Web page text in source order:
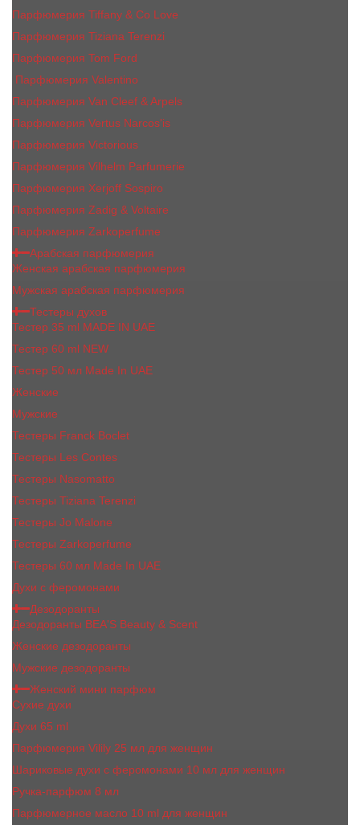
Парфюмерия Tiffany & Co Love
Парфюмерия Tiziana Terenzi
Парфюмерия Tom Ford
Парфюмерия Valentino
Парфюмерия Van Cleef & Arpels
Парфюмерия Vertus Narcos'is
Парфюмерия Victorious
Парфюмерия Vilhelm Parfumerie
Парфюмерия Xerjoff Sospiro
Парфюмерия Zadig & Voltaire
Парфюмерия Zarkoperfume
Арабская парфюмерия
Женская арабская парфюмерия
Мужская арабская парфюмерия
Тестеры духов
Тестер 35 ml MADE IN UAE
Тестер 60 ml NEW
Тестер 50 мл Made In UAE
Женские
Мужские
Тестеры Franck Boclet
Тестеры Les Contes
Тестеры Nasomatto
Тестеры Tiziana Terenzi
Тестеры Jо Malоnе
Тестеры Zarkoperfume
Тестеры 60 мл Made In UAE
Духи с феромонами
Дезодоранты
Дезодоранты BEA'S Beauty & Scent
Женские дезодоранты
Мужские дезодоранты
Женский мини парфюм
Сухие духи
Духи 65 ml
Парфюмерия Vilily 25 мл для женщин
Шариковые духи с феромонами 10 мл для женщин
Ручка-парфюм 8 мл
Парфюмерное масло 10 ml для женщин